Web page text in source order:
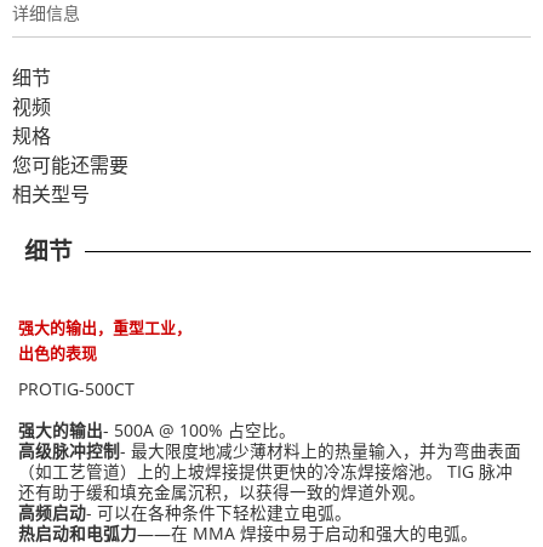
详细信息
细节
视频
规格
您可能还需要
相关型号
细节
强大的输出，重型工业，
出色的表现
PROTIG-500CT
强大的输出- 500A @ 100% 占空比。
高级脉冲控制- 最大限度地减少薄材料上的热量输入，并为弯曲表面
（如工艺管道）上的上坡焊接提供更快的冷冻焊接熔池。 TIG 脉冲
还有助于缓和填充金属沉积，以获得一致的焊道外观。
高频启动- 可以在各种条件下轻松建立电弧。
热启动和电弧力——在 MMA 焊接中易于启动和强大的电弧。